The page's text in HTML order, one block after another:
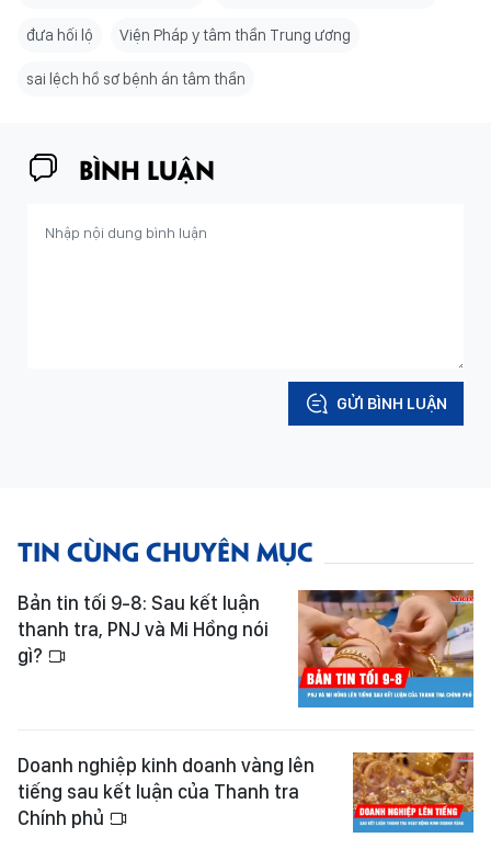
đưa hối lộ Viện Pháp y tâm thần Trung ương
sai lệch hồ sơ bệnh án tâm thần
BÌNH LUẬN
GỬI BÌNH LUẬN
TIN CÙNG CHUYÊN MỤC
Bản tin tối 9-8: Sau kết luận
thanh tra, PNJ và Mi Hồng nói
gì?
Doanh nghiệp kinh doanh vàng lên
tiếng sau kết luận của Thanh tra
Chính phủ